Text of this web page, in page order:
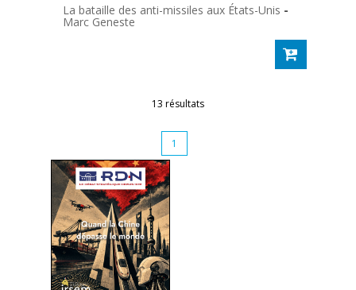
La bataille des anti-missiles aux États-Unis -
Marc Geneste
13 résultats
1